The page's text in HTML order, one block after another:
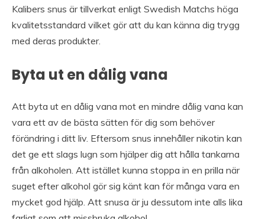
Kalibers snus är tillverkat enligt Swedish Matchs höga
kvalitetsstandard vilket gör att du kan känna dig trygg
med deras produkter.
Byta ut en dålig vana
Att byta ut en dålig vana mot en mindre dålig vana kan
vara ett av de bästa sätten för dig som behöver
förändring i ditt liv. Eftersom snus innehåller nikotin kan
det ge ett slags lugn som hjälper dig att hålla tankarna
från alkoholen. Att istället kunna stoppa in en prilla när
suget efter alkohol gör sig känt kan för många vara en
mycket god hjälp. Att snusa är ju dessutom inte alls lika